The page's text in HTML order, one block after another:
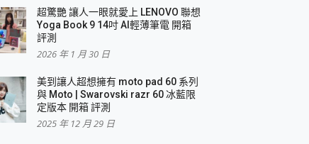
超驚艷 讓人一眼就愛上 LENOVO 聯想
Yoga Book 9 14吋 AI輕薄筆電 開箱
評測
2026 年 1 月 30 日
美到讓人超想擁有 moto pad 60 系列
與 Moto | Swarovski razr 60 冰藍限
定版本 開箱 評測
2025 年 12 月 29 日